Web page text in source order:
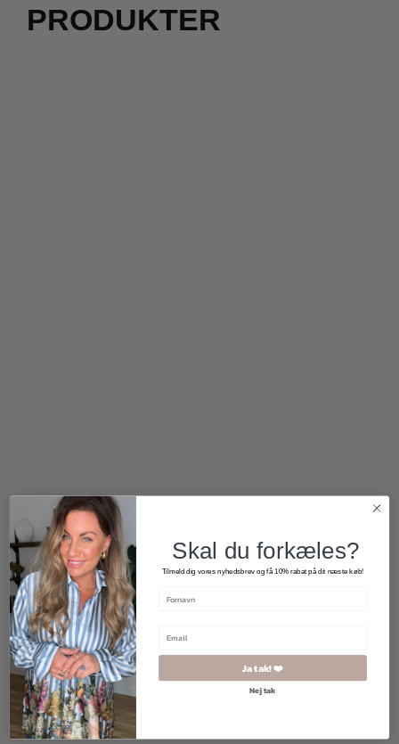
PRODUKTER
400,00kr.200,00 1.500,00kr.
Skal du forkæles?
Tilmeld dig vores nyhedsbrev og få 10% rabat på dit næste køb!
Ja tak! ❤️
Nej tak